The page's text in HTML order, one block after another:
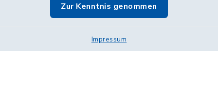
Zur Kenntnis genommen
Impressum
Impressum
Sitemap